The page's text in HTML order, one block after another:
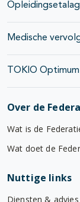
Medische
TOKIO
Over de
Wat is de
Wat doet de
Nuttige links
Diensten & advies